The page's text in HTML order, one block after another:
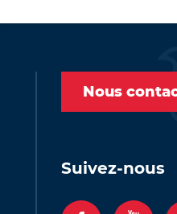
Nous
Suivez-nous